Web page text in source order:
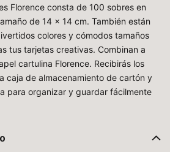
Florence consta de 100 sobres en
de 14 x 14 cm. También están
colores y cómodos tamaños
tus tarjetas creativas. Combinan a
cartulina Florence. Recibirás los
caja de almacenamiento de cartón y
para organizar y guardar fácilmente